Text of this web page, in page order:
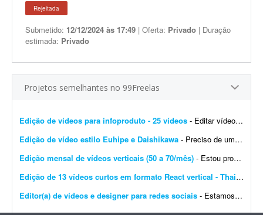
Rejeitada
Submetido: 12/12/2024 às 17:49 | Oferta: Privado | Duração
estimada: Privado
Projetos semelhantes no 99Freelas
Edição de vídeos para infoproduto - 25 vídeos - Editar vídeos para o meu infoproduto/curso online. Deve saber manusear os principais editores de vídeo. - Produção e edição de 25 vídeos. - Experi&...
Edição de vídeo estilo Euhipe e Daishikawa - Preciso de um editor de vídeo para editar um conteúdo para mim. Busco edição no estilo Euhipe e Daishikawa. O tema será informado quando fecharmos. Meu canal e...
Edição mensal de vídeos verticais (50 a 70/mês) - Estou procurando um editor para uma demanda recorrente de 50 a 70 vídeos verticais por mês, com duração média de 30 a 60 segundos cada. O trabalho é simple...
Edição de 13 vídeos curtos em formato React vertical - Thais D.
Editor(a) de vídeos e designer para redes sociais - Estamos buscando um(a) profissional freelancer para colaborar em um projeto de criação e edição de conteúdos para redes sociais, com possibilidade de novos projet...